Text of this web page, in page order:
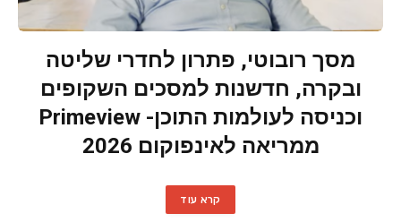
מסך רובוטי, פתרון לחדרי שליטה
ובקרה, חדשנות למסכים השקופים
וכניסה לעולמות התוכן- Primeview
ממריאה לאינפוקום 2026
קרא עוד